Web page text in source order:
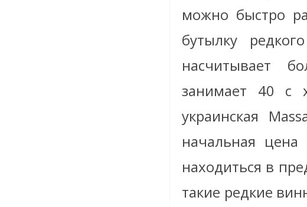
можно быстро
бутылку
насчитывает
занимает 40 с
украинская
начальная
находиться в
такие редкие